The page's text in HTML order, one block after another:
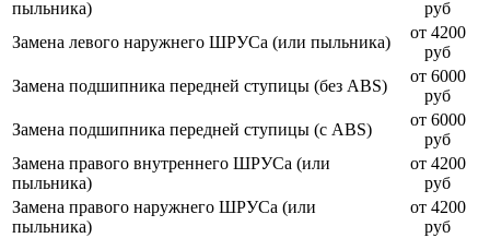
пыльника)
руб
Замена левого наружнего ШРУСа (или пыльника)
от 4200
руб
Замена подшипника передней ступицы (без ABS)
от 6000
руб
Замена подшипника передней ступицы (с ABS)
от 6000
руб
Замена правого внутреннего ШРУСа (или
пыльника)
от 4200
руб
Замена правого наружнего ШРУСа (или
пыльника)
от 4200
руб